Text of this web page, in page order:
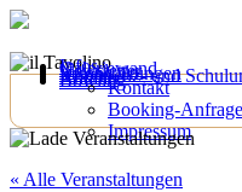
Bowling
Anfahrt
Konferenz- und
Veranstaltungen
Newsletter
Galeriewand
Infos
Kontakt
Booking-
Impressum
« Alle Veranstaltungen